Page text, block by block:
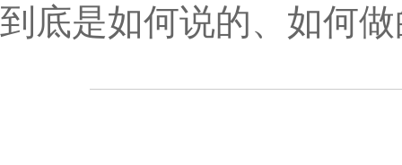
到底是如何说的、如何